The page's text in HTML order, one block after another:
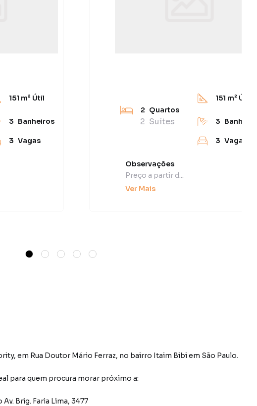
151 m² Útil
3 Banheiros
3 Vagas
2 Quartos
2 Suítes
151 m² Útil
3 Banheiros
3 Vagas
Observações
Preço a partir d...
Ver Mais
, em Rua Doutor Mário Ferraz, no bairro Itaim Bibiem São Paulo.
para quem procura morar próximo a:
Brig. Faria Lima, 3477